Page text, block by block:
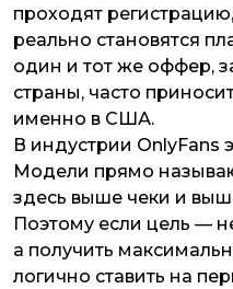
проходят
реально становятся
один и тот же оффер,
страны, часто
именно в США.
В индустрии OnlyFans
Модели прямо
здесь выше чеки и
Поэтому если цель —
а получить
логично ставить на